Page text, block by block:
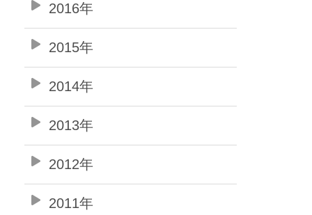
2016年
2015年
2014年
2013年
2012年
2011年